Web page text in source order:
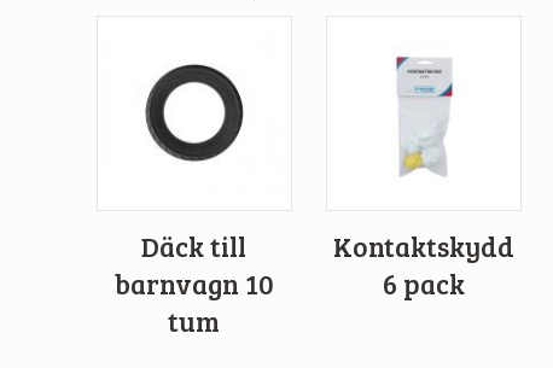
Däck till
barnvagn 10
tum
Kontaktskydd
6 pack